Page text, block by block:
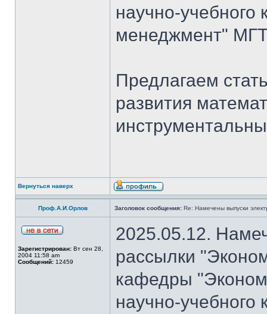
научно-
менеджмент"
Предлагаем
развития
Вернуться наверх
Проф.А.И.Орлов Заголовок сообщения: Re: Намечены выпуски
Зарегистрирован: Вт сен 28,
2004 11:58 am
Сообщений: 12459
2025.05.12.
рассылки
кафедры
научно-